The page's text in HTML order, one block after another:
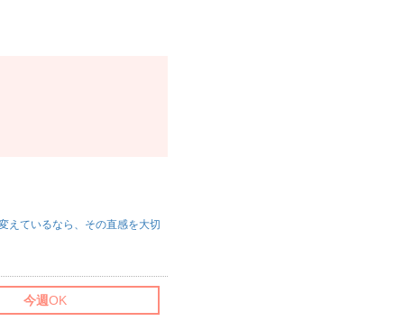
えているなら、その直感を大切
今週OK